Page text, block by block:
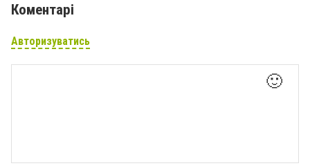
Коментарі
Авторизуватись
🙂